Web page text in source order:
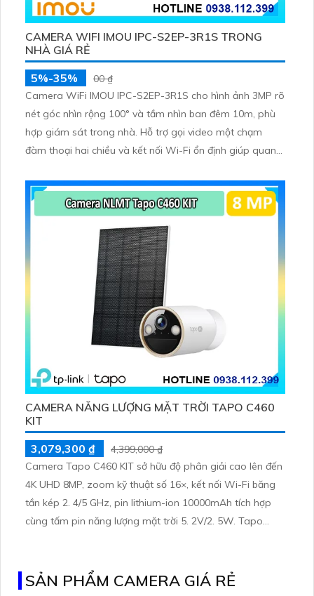
CAMERA WIFI IMOU IPC-S2EP-3R1S TRONG
NHÀ GIÁ RẺ
5%-35%
00 ₫
Camera WiFi IMOU IPC-S2EP-3R1S cho hình ảnh 3MP rõ
nét góc nhìn rộng 100° và tầm nhìn ban đêm 10m, phù
hợp giám sát trong nhà. Hỗ trợ gọi video một chạm
đàm thoại hai chiều và kết nối Wi-Fi ổn định giúp quan
256GB hoặc lưu đám mây dễ lắp đặt cho gia đình và văn
phòng nhỏ.
CAMERA NĂNG LƯỢNG MẶT TRỜI TAPO C460
KIT
3,079,300 ₫
4,399,000 ₫
Camera Tapo C460 KIT sở hữu độ phân giải cao lên đến
4K UHD 8MP, zoom kỹ thuật số 16×, kết nối Wi-Fi băng
tần kép 2. 4/5 GHz, pin lithium-ion 10000mAh tích hợp
cùng tấm pin năng lượng mặt trời 5. 2V/2. 5W. Tapo
SẢN PHẨM CAMERA GIÁ RẺ